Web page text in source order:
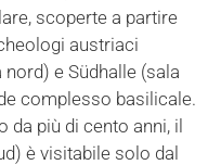
scoperte a partire
austriaci
e Südhalle (sala
complesso basilicale.
da più di cento anni, il
è visitabile solo dal